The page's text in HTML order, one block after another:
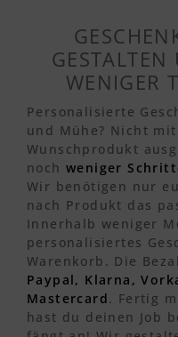
WENIGER
Personalisierte
und Mühe? Nicht
Wunschprodukt
noch weniger
Wir benötigen nur
nach Produkt das
Innerhalb weniger
personalisiertes
Warenkorb. Die
Paypal, Klarna,
Mastercard. Fertig
hast du deinen Job